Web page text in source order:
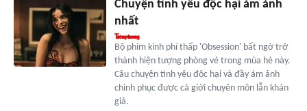
Chuyện tình yêu độc hại ám ảnh
nhất
Bộ phim kinh phí thấp 'Obsession' bất ngờ trở
thành hiện tượng phòng vé trong mùa hè này.
Câu chuyện tình yêu độc hại và đầy ám ảnh
chinh phục được cả giới chuyên môn lẫn khán
giả.